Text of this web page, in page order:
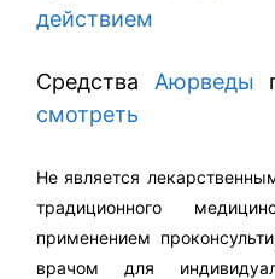
действием
Средства Аюрведы
смотреть
Не является
традиционного
применением
врачом для